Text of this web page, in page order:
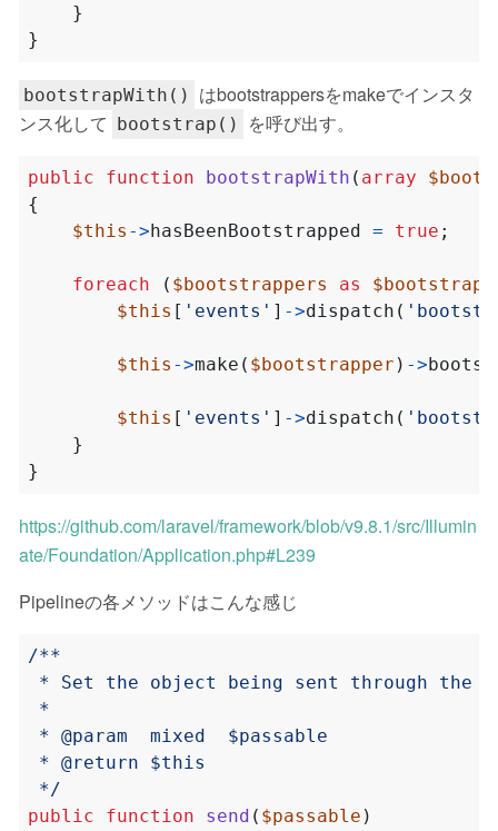
}
}
bootstrapWith()
はbootstrappersをmakeでインスタ
ンス化して bootstrap() を呼び出す。
public function bootstrapWith ( array
{
$this ->hasBeenBootstrapped = true ;
foreach ( $bootstrappers as
$this [ 'events' ] ->dispatch (
$this ->make ( $bootstrapper ) ->
$this [ 'events' ] ->dispatch (
}
}
https://github.com/laravel/framework/blob/v9.8.1/src/Illumin
ate/Foundation/Application.php#L239
Pipelineの各メソッドはこんな感じ
*/
public
function send ( $passable )